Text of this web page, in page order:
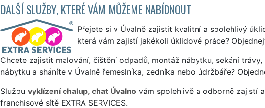
DALŠÍ SLUŽBY, KTERÉ VÁM MŮŽEME NABÍDNOUT
Přejete si v Úvalně zajistit kvalitní a spolehlivý
která vám zajistí jakékoli úklidové práce?
Chcete zajistit malování, čištění odpadů, montáž nábytku, sekání
nábytku a sháníte v Úvalně řemeslníka, zedníka nebo údržbáře?
Službu vyklízení chalup, chat Úvalnovám spolehlivě a odborně zajistí
franchisové sítě EXTRA SERVICES.